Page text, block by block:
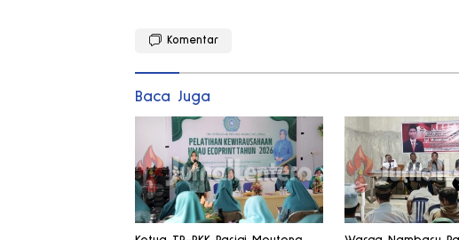
Komentar
Baca Juga